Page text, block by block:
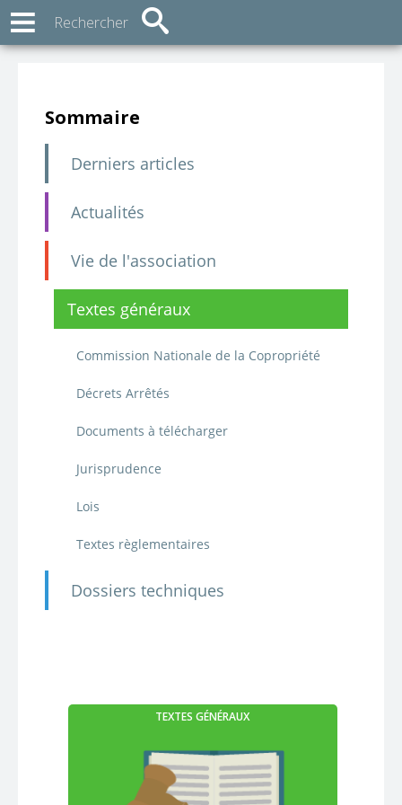
Sommaire
Derniers articles
Actualités
Vie de l'association
Textes généraux
Commission Nationale de la Copropriété
Décrets Arrêtés
Documents à télécharger
Jurisprudence
Lois
Textes règlementaires
Dossiers techniques
TEXTES GÉNÉRAUX